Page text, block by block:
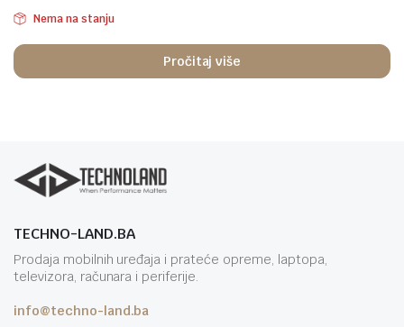
Nema na stanju
Pročitaj više
TECHNO-LAND.BA
Prodaja mobilnih uređaja i prateće opreme, laptopa,
televizora, računara i periferije.
info@techno-land.ba